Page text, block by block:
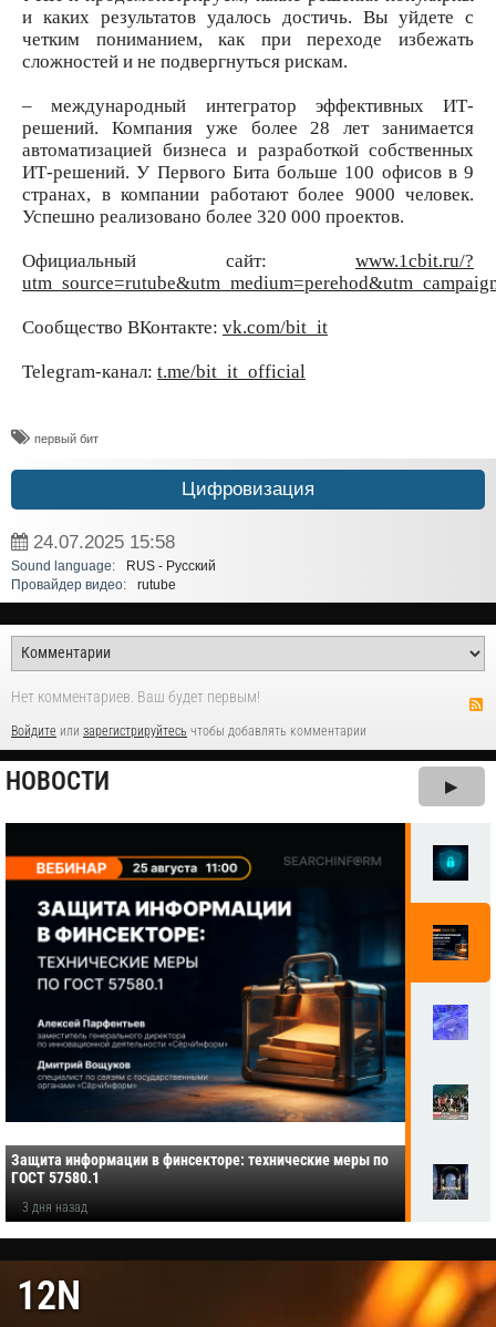
и каких результатов удалось достичь. Вы уйдете с
четким пониманием, как при переходе избежать
сложностей и не подвергнуться рискам.
– международный интегратор эффективных ИТ-
решений. Компания уже более 28 лет занимается
автоматизацией бизнеса и разработкой собственных
ИТ-решений. У Первого Бита больше 100 офисов в 9
странах, в компании работают более 9000 человек.
Успешно реализовано более 320 000 проектов.
Официальный сайт: www.1cbit.ru/?
Сообщество ВКонтакте: vk.com/bit_it
Telegram-канал: t.me/bit_it_official
​первый бит
Цифровизация
24.07.2025 15:58
Sound language:
RUS - Русский
Провайдер видео:
rutube
Нет комментариев. Ваш будет первым!
Войдите или зарегистрируйтесь чтобы добавлять комментарии
НОВОСТИ ▶
Защита информации в финсекторе: технические меры по
ГОСТ 57580.1
3 дня назад
12N